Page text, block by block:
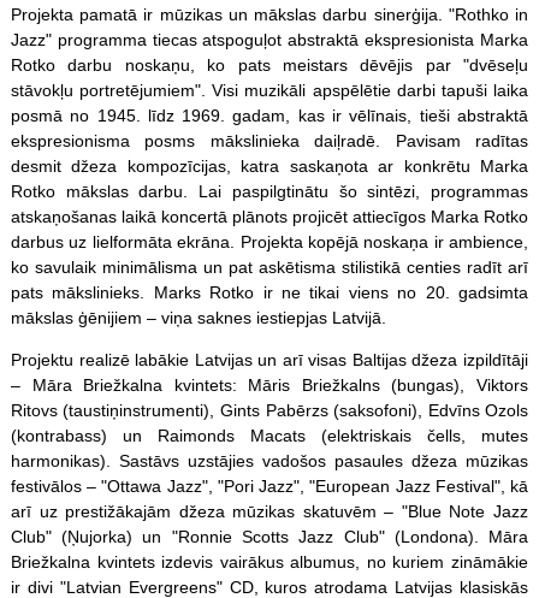
Projekta pamatā ir mūzikas un mākslas darbu sinerģija. "Rothko in
Jazz" programma tiecas atspoguļot abstraktā ekspresionista Marka
Rotko darbu noskaņu, ko pats meistars dēvējis par "dvēseļu
stāvokļu portretējumiem". Visi muzikāli apspēlētie darbi tapuši laika
posmā no 1945. līdz 1969. gadam, kas ir vēlīnais, tieši abstraktā
ekspresionisma posms mākslinieka daiļradē. Pavisam radītas
desmit džeza kompozīcijas, katra saskaņota ar konkrētu Marka
Rotko mākslas darbu. Lai paspilgtinātu šo sintēzi, programmas
atskaņošanas laikā koncertā plānots projicēt attiecīgos Marka Rotko
darbus uz lielformāta ekrāna. Projekta kopējā noskaņa ir ambience,
ko savulaik minimālisma un pat askētisma stilistikā centies radīt arī
pats mākslinieks. Marks Rotko ir ne tikai viens no 20. gadsimta
mākslas ģēnijiem – viņa saknes iestiepjas Latvijā.
Projektu realizē labākie Latvijas un arī visas Baltijas džeza izpildītāji
– Māra Briežkalna kvintets: Māris Briežkalns (bungas), Viktors
Ritovs (taustiņinstrumenti), Gints Pabērzs (saksofoni), Edvīns Ozols
(kontrabass) un Raimonds Macats (elektriskais čells, mutes
harmonikas). Sastāvs uzstājies vadošos pasaules džeza mūzikas
festivālos – "Ottawa Jazz", "Pori Jazz", "European Jazz Festival", kā
arī uz prestižākajām džeza mūzikas skatuvēm – "Blue Note Jazz
Club" (Ņujorka) un "Ronnie Scotts Jazz Club" (Londona). Māra
Briežkalna kvintets izdevis vairākus albumus, no kuriem zināmākie
ir divi "Latvian Evergreens" CD, kuros atrodama Latvijas klasiskās